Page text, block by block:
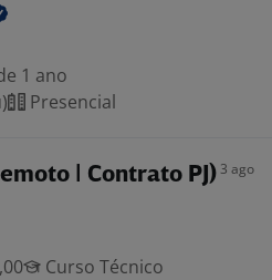
1 ano
Presencial
| Contrato PJ) 3 ago
Curso Técnico